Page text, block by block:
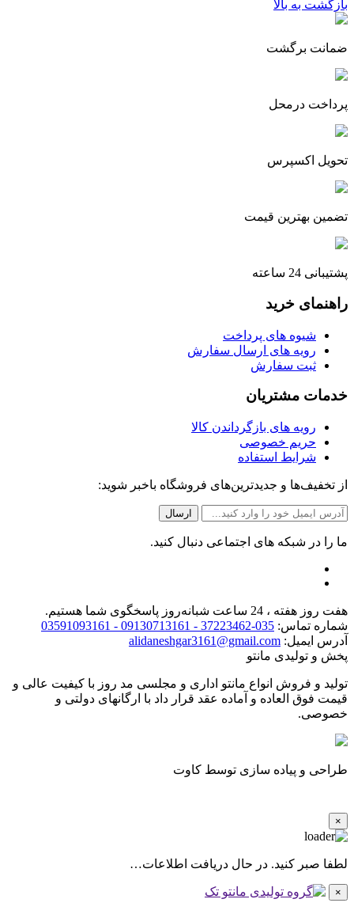
بازگشت به بالا
ضمانت برگشت
پرداخت درمحل
تحویل اکسپرس
تضمین بهترین قیمت
پشتیبانی 24 ساعته
راهنمای خرید
شیوه های پرداخت
رویه های ارسال سفارش
ثبت سفارش
خدمات مشتریان
رویه های بازگرداندن کالا
حریم خصوصی
شرایط استفاده
از تخفیف‌ها و جدیدترین‌های فروشگاه باخبر شوید:
ما را در شبکه های اجتماعی دنبال کنید.
هفت روز هفته ، 24 ساعت شبانه‌روز پاسخگوی شما هستیم.
شماره تماس: 035-37223462 - 09130713161 - 03591093161
آدرس ایمیل: alidaneshgar3161@gmail.com
پخش و تولیدی مانتو
تولید و فروش انواع مانتو اداری و مجلسی مد روز با کیفیت عالی و
قیمت فوق العاده و آماده عقد قرار داد با ارگانهای دولتی و
خصوصی.
طراحی و پیاده سازی توسط کاوت
×
لطفا صبر کنید. در حال دریافت اطلاعات…
×